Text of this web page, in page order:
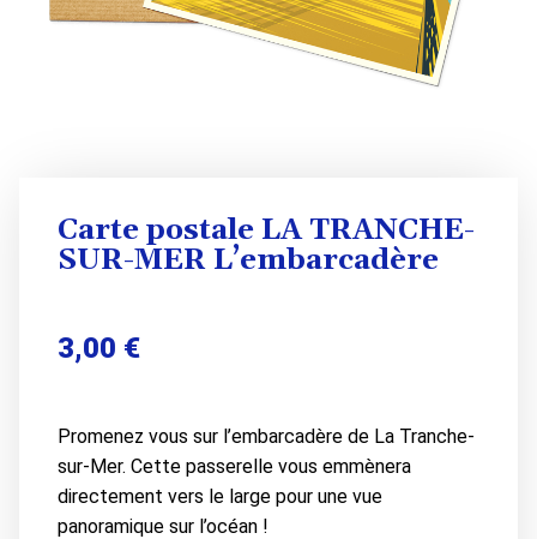
Carte postale LA TRANCHE-
SUR-MER L’embarcadère
3,00 €
Promenez vous sur l’embarcadère de La Tranche-
sur-Mer. Cette passerelle vous emmènera
directement vers le large pour une vue
panoramique sur l’océan !